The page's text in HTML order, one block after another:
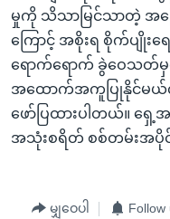
မှုကို သိသာမြင်သာတဲ့ အခ
ကြောင့် အစိုးရ စိုက်ပျို
ရောက်ရောက် ခွဲဝေသတ်မှ
အထောက်အကူပြုနိုင်မယ်
ဖော်ပြထားပါတယ်။ ရှေ့
အသုံးစရိတ် စစ်တမ်းအပိုင်
မျှဝေပါ Follow